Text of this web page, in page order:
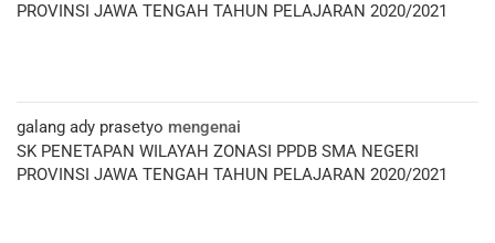
PROVINSI JAWA TENGAH TAHUN PELAJARAN 2020/2021
galang ady prasetyo mengenai
SK PENETAPAN WILAYAH ZONASI PPDB SMA NEGERI
PROVINSI JAWA TENGAH TAHUN PELAJARAN 2020/2021